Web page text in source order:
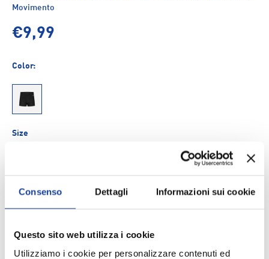
Consenso Dettagli Informazioni sui cookie
Questo sito web utilizza i cookie
Utilizziamo i cookie per personalizzare contenuti ed
Movimento
€9,99
Color:
00017Z
Size
-
Aggiungi ai Preferiti